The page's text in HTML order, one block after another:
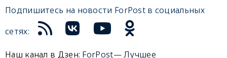
Подпишитесь на новости ForPost в социальных
сетях:
Наш канал в Дзен: ForPost— Лучшее